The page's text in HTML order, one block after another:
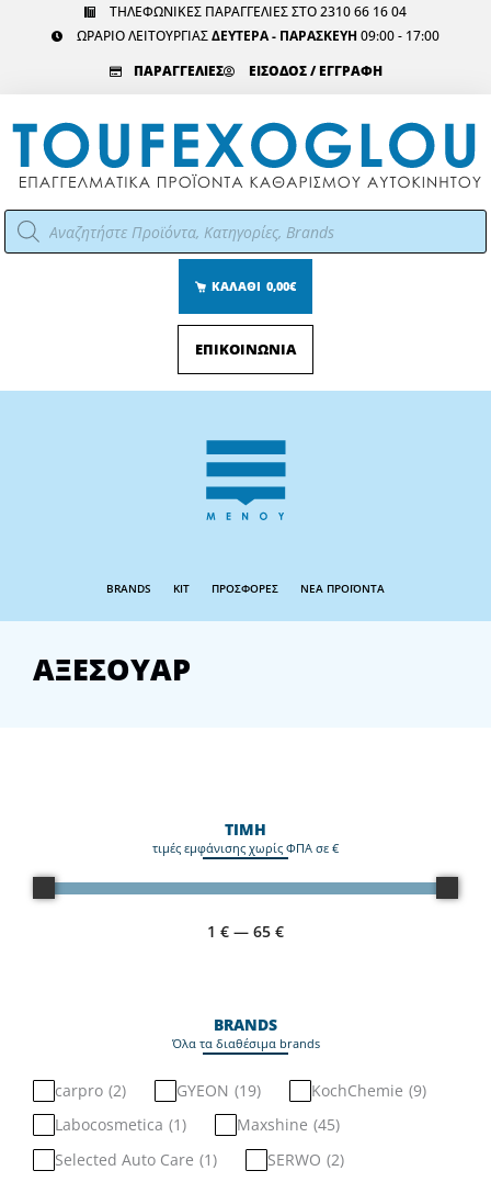
ΤΗΛΕΦΩΝΙΚΕΣ ΠΑΡΑΓΓΕΛΙΕΣ ΣΤΟ 2310 66 16 04
ΩΡΑΡΙΟ ΛΕΙΤΟΥΡΓΙΑΣΔΕΥΤΕΡΑ - ΠΑΡΑΣΚΕΥΗ 09:00 - 17:00
ΠΑΡΑΓΓΕΛΙΕΣ
ΕΙΣΟΔΟΣ / ΕΓΓΡΑΦΗ
Αναζήτηση
προϊόντων
ΚΑΛΑΘΙ 0,00€
ΕΠΙΚΟΙΝΩΝΙΑ
Menu
BRANDS KIT ΠΡΟΣΦΟΡΕΣ ΝΕΑ ΠΡΟΪΟΝΤΑ
ΑΞΕΣΟΥΑΡ
ΤΙΜΗ
τιμές εμφάνισης χωρίς ΦΠΑ σε €
1 € — 65 €
BRANDS
Όλα τα διαθέσιμα brands
carpro (2) GYEON (19) KochChemie (9)
Labocosmetica (1) Maxshine (45)
Selected Auto Care (1) SERWO (2)